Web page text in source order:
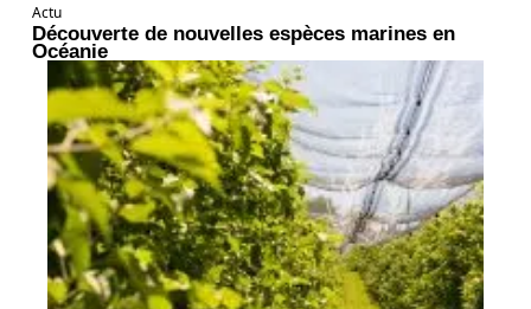
Actu
Découverte de nouvelles espèces marines en
Océanie